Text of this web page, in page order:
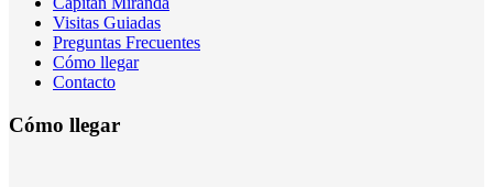
Visitas Guiadas
Preguntas Frecuentes
Cómo llegar
Contacto
Cómo llegar